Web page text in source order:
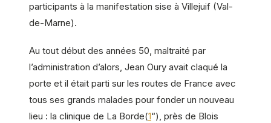
participants à la manifestation sise à Villejuif (Val-
de-Marne).
Au tout début des années 50, maltraité par
l’administration d’alors, Jean Oury avait claqué la
porte et il était parti sur les routes de France avec
tous ses grands malades pour fonder un nouveau
lieu : la clinique de La Borde(1“), près de Blois